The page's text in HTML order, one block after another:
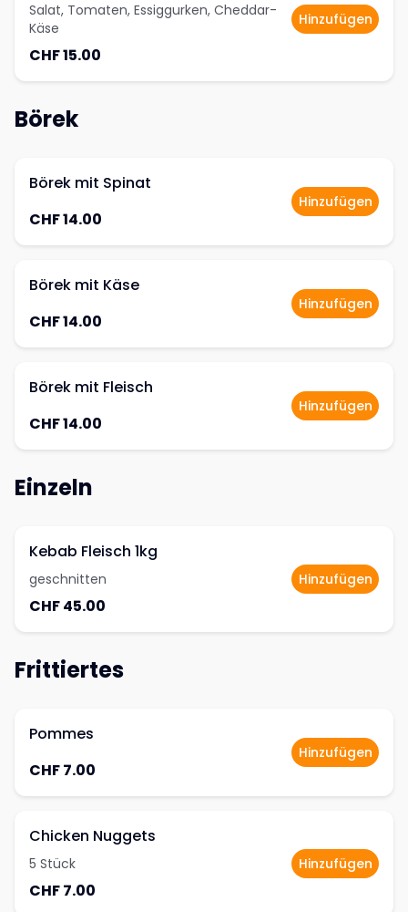
Salat, Tomaten, Essiggurken, Cheddar-
Käse
CHF 15.00
Hinzufügen
Börek
Börek mit Spinat
CHF 14.00
Hinzufügen
Börek mit Käse
CHF 14.00
Hinzufügen
Börek mit Fleisch
CHF 14.00
Hinzufügen
Einzeln
Kebab Fleisch 1kg
geschnitten
CHF 45.00
Hinzufügen
Frittiertes
Pommes
CHF 7.00
Hinzufügen
Chicken Nuggets
5 Stück
CHF 7.00
Hinzufügen